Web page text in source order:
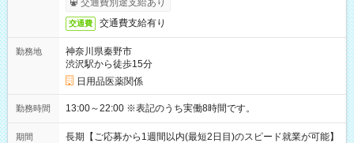
交通費別途支給あり
交通費 交通費支給有り
勤務地
神奈川県秦野市
渋沢駅から徒歩15分
日用品医薬関係
勤務時間 13:00～22:00 ※表記のうち実働8時間です。
期間
長期【ご応募から1週間以内(最短2日目)のスピード就業が可能】